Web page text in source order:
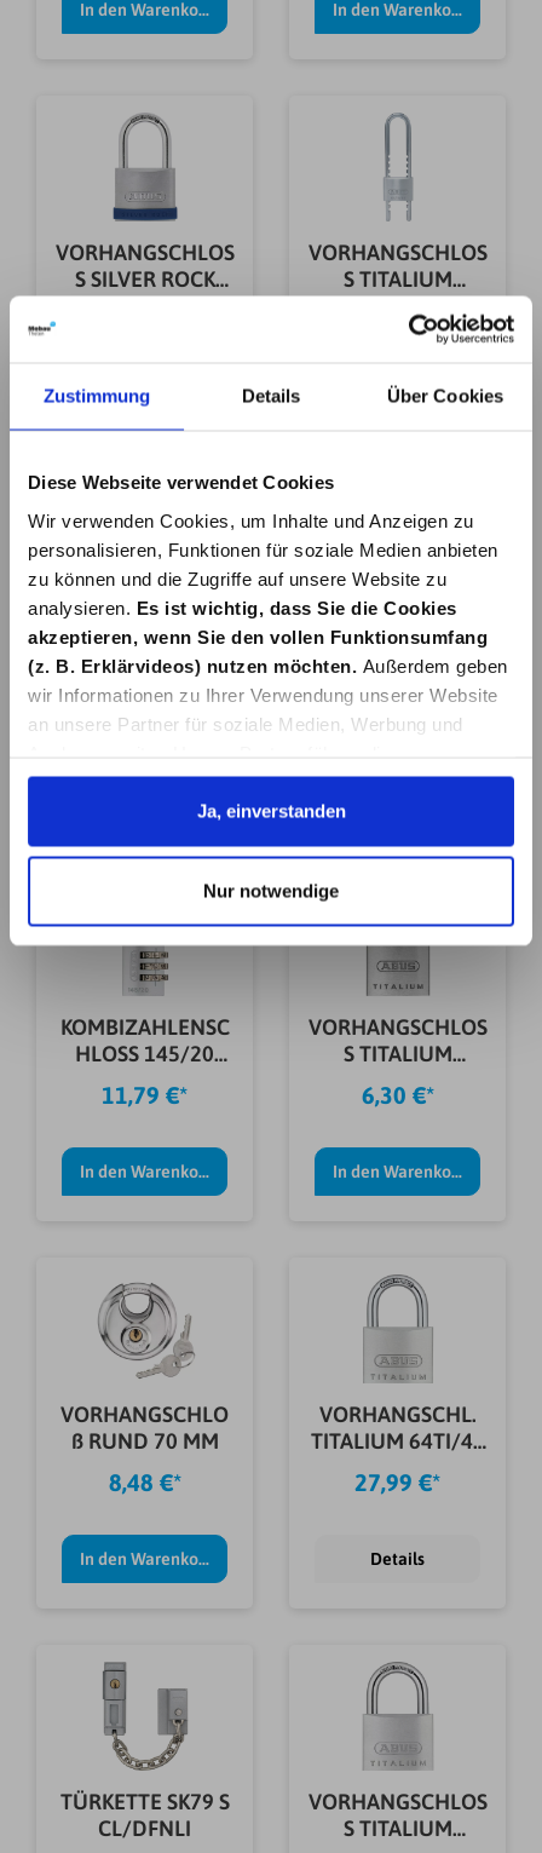
Zustimmung Details Über Cookies
Diese Webseite verwendet Cookies
Wir verwenden Cookies, um Inhalte und Anzeigen zu
personalisieren, Funktionen für soziale Medien anbieten
zu können und die Zugriffe auf unsere Website zu
analysieren. Es ist wichtig, dass Sie die Cookies
akzeptieren, wenn Sie den vollen Funktionsumfang
(z. B. Erklärvideos) nutzen möchten.
Außerdem geben
wir Informationen zu Ihrer Verwendung unserer Website
an unsere Partner für soziale Medien, Werbung und
Informationen möglicherweise mit weiteren Daten
zusammen, die Sie ihnen bereitgestellt haben oder die
sie im Rahmen Ihrer Nutzung der Dienste gesammelt
Datenschutzerklärung. Link zu
unsererDatenschutzerklärung. Link zumImpressum.
Ja, einverstanden
Nur notwendige
In den Warenkorb In den Warenkorb
VORHANGSCHLOS
S SILVER ROCK
In den Warenkorb
VORHANGSCHLOS
S TITALIUM
24,99 €*
In den Warenkorb
VORHANGSCHLOS
S TOUCH 57/45
44,99 €*
In den Warenkorb
VORHANGSCHLOS
S TOUCH 57/50
49,99 €*
In den Warenkorb
KOMBIZAHLENSC
HLOSS 145/20
COLOR METAL SB
11,79 €*
In den Warenkorb
VORHANGSCHLOS
S TITALIUM
64TI/20 B/SB
6,30 €*
In den Warenkorb
VORHANGSCHLO
ß RUND 70 MM
8,48 €*
In den Warenkorb
VORHANGSCHL.
TITALIUM 64TI/40
TRIP. B/SB
27,99 €*
Details
TÜRKETTE SK79 S
CL/DFNLI
VORHANGSCHLOS
S TITALIUM